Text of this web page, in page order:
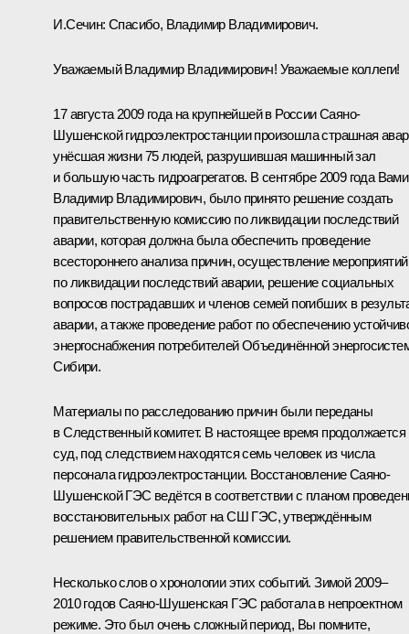
И.Сечин: Спасибо, Владимир Владимирович.
Уважаемый Владимир Владимирович! Уважаемые коллеги!
17 августа 2009 года на крупнейшей в России Саяно-
Шушенской гидроэлектростанции произошла страшная
унёсшая жизни 75 людей, разрушившая машинный зал
и большую часть гидроагрегатов. В сентябре 2009 года
Владимир Владимирович, было принято решение создать
правительственную комиссию по ликвидации последствий
аварии, которая должна была обеспечить проведение
всестороннего анализа причин, осуществление мероприятий
по ликвидации последствий аварии, решение социальных
вопросов пострадавших и членов семей погибших в
аварии, а также проведение работ по обеспечению
энергоснабжения потребителей Объединённой
Сибири.
Материалы по расследованию причин были переданы
в Следственный комитет. В настоящее время продолжается
суд, под следствием находятся семь человек из числа
персонала гидроэлектростанции. Восстановление Саяно-
Шушенской ГЭС ведётся в соответствии с планом
восстановительных работ на СШ ГЭС, утверждённым
решением правительственной комиссии.
Несколько слов о хронологии этих событий. Зимой 2009–
2010 годов Саяно-Шушенская ГЭС работала в непроектном
режиме. Это был очень сложный период, Вы помните,